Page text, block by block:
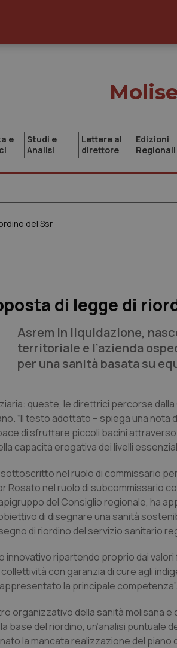
e
Studi e
Analisi
Lettere al
direttore
Edizioni
Regionali
del Ssr
di legge di
Asrem in liquidazione,
territoriale e l’azienda
per una sanità basata su
queste, le direttrici percorse dalla
“Il testo adottato – spiega una nota
di sfruttare piccoli bacini
capacità erogativa dei livelli
nel ruolo di commissario
nel ruolo di subcommissario
del Consiglio regionale, ha
di disegnare una sanità
di riordino del servizio sanitario
innovativo ripartendo proprio dai
con garanzia di cure agli
la principale competenza”.
organizzativo della sanità molisana e
base del riordino, un’analisi puntuale
la mancata realizzazione del piano